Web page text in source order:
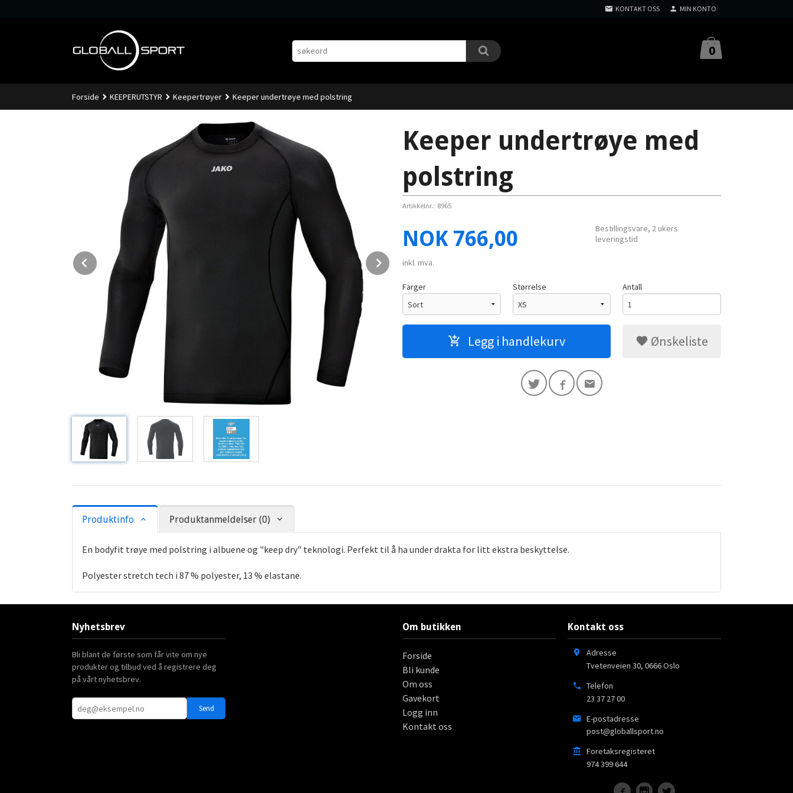
KONTAKT OSS MIN KONTO
0
Forside KEEPERUTSTYR Keepertrøyer Keeper undertrøye med polstring
Prev Next
Keeper undertrøye med
polstring
Artikkelnr.: 8965
Pris
NOK 766,00
inkl. mva.
Bestillingsvare, 2 ukers
leveringstid
Farger Størrelse Antall
Legg i handlekurv Ønskeliste
Produktinfo Produktanmeldelser (0)
En bodyfit trøye med polstring i albuene og "keep dry" teknologi. Perfekt til å ha under drakta for litt ekstra beskyttelse.
Polyester stretch tech i 87 % polyester, 13 % elastane.
Nyhetsbrev
Bli blant de første som får vite om nye
produkter og tilbud ved å registrere deg
på vårt nyhetsbrev.
Om butikken
Forside
Bli kunde
Om oss
Gavekort
Logg inn
Kontakt oss
Kontakt oss
Adresse
Tvetenveien 30, 0666Oslo
Telefon
23 37 27 00
E-postadresse
post@globallsport.no
Foretaksregisteret
974 399 644